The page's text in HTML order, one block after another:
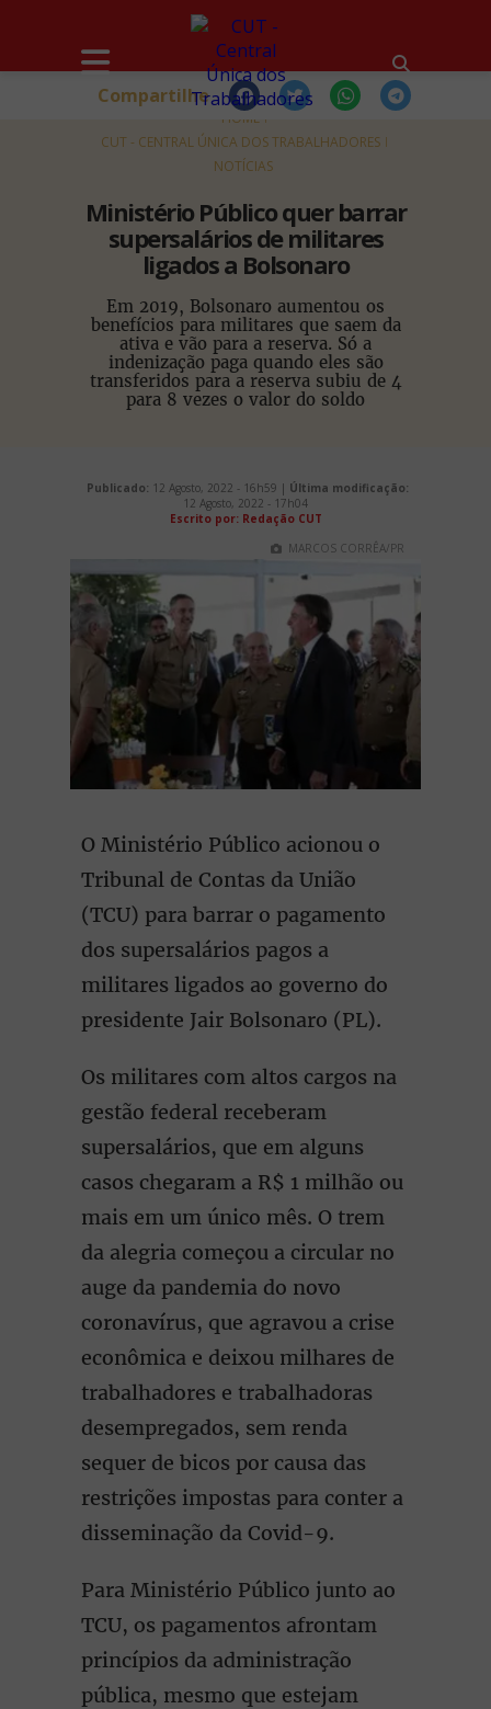
HOME
CUT - CENTRAL ÚNICA DOS TRABALHADORES
NOTÍCIAS
Ministério Público quer barrar
supersalários de militares
ligados a Bolsonaro
Em 2019, Bolsonaro aumentou os
benefícios para militares que saem da
ativa e vão para a reserva. Só a
indenização paga quando eles são
transferidos para a reserva subiu de 4
para 8 vezes o valor do soldo
Compartilhe
Publicado: 12 Agosto, 2022 - 16h59 | Última modificação:
12 Agosto, 2022 - 17h04
Escrito por: Redação CUT
MARCOS CORRÊA/PR
O Ministério Público acionou o
Tribunal de Contas da União
(TCU) para barrar o pagamento
dos supersalários pagos a
militares ligados ao governo do
presidente Jair Bolsonaro (PL).
Os militares com altos cargos na
gestão federal receberam
supersalários, que em alguns
casos chegaram a R$ 1 milhão ou
mais em um único mês. O trem
da alegria começou a circular no
auge da pandemia do novo
coronavírus, que agravou a crise
econômica e deixou milhares de
trabalhadores e trabalhadoras
desempregados, sem renda
sequer de bicos por causa das
restrições impostas para conter a
disseminação da Covid-9.
Para Ministério Público junto ao
TCU, os pagamentos afrontam
princípios da administração
pública, mesmo que estejam